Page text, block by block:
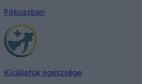
Fókuszban
Kisállatok egészsége